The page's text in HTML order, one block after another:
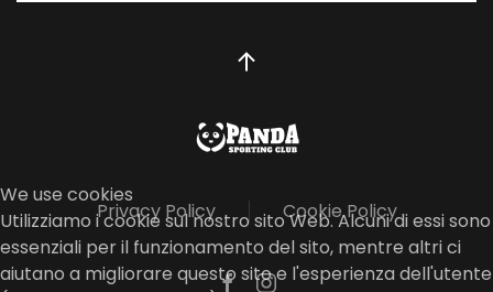
Privacy Policy Cookie Policy
We use cookies
Utilizziamo i cookie sul nostro sito Web. Alcuni di essi sono
essenziali per il funzionamento del sito, mentre altri ci
aiutano a migliorare questo sito e l'esperienza dell'utente